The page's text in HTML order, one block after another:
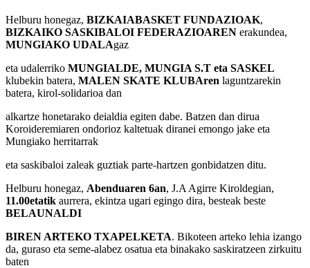
Helburu honegaz, BIZKAIABASKET FUNDAZIOAK,
BIZKAIKO SASKIBALOI FEDERAZIOAREN erakundea,
MUNGIAKO UDALAgaz
eta udalerriko MUNGIALDE, MUNGIA S.T eta SASKEL
klubekin batera, MALEN SKATE KLUBAren laguntzarekin
batera, kirol-solidarioa dan
alkartze honetarako deialdia egiten dabe. Batzen dan dirua
Koroideremiaren ondorioz kaltetuak diranei emongo jake eta
Mungiako herritarrak
eta saskibaloi zaleak guztiak parte-hartzen gonbidatzen ditu.
Helburu honegaz, Abenduaren 6an, J.A Agirre Kiroldegian,
11.00etatik aurrera, ekintza ugari egingo dira, besteak beste
BELAUNALDI
BIREN ARTEKO TXAPELKETA. Bikoteen arteko lehia izango
da, guraso eta seme-alabez osatua eta binakako saskiratzeen zirkuitu
baten